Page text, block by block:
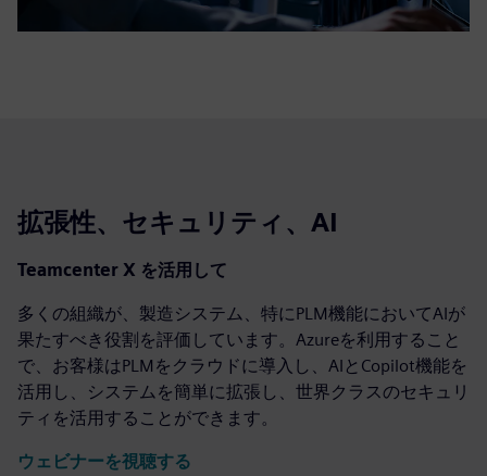
拡張性、セキュリティ、AI
Teamcenter X を活用して
多くの組織が、製造システム、特にPLM機能においてAIが
果たすべき役割を評価しています。Azureを利用すること
で、お客様はPLMをクラウドに導入し、AIとCopilot機能を
活用し、システムを簡単に拡張し、世界クラスのセキュリ
ティを活用することができます。
ウェビナーを視聴する